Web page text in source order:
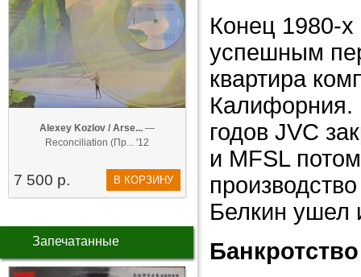
Alexey Kozlov / Arse... —
Reconciliation (Пр... '12
7 500 р. В КОРЗИНУ
Запечатанные
Конец 1980-
успешным
квартира
Калифорния.
годов JVC
и MFSL
Белкин ушел